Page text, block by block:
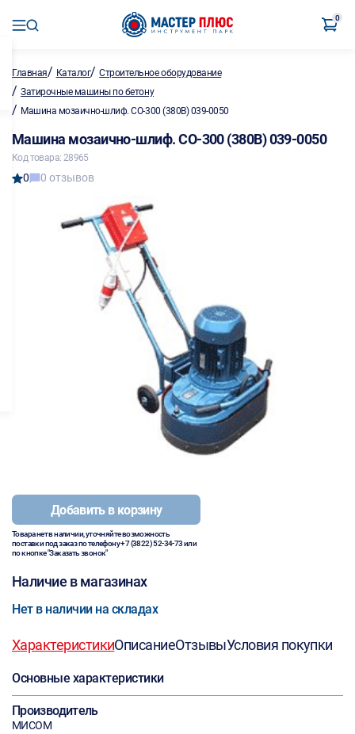
0
Главная/ Каталог/Строительное оборудование
/ Затирочные машины по бетону
/ Машина мозаично-шлиф. СО-300 (380В) 039-0050
Машина мозаично-шлиф. СО-300 (380В) 039-0050
Код товара: 28965
0 0 отзывов
Добавить в корзину
Товара нет в наличии, уточняйте возможность
поставки под заказ по телефону+7 (3822) 52-34-73или
по кнопке "Заказать звонок"
Наличие в магазинах
Нет в наличии на складах
ХарактеристикиОписаниеОтзывыУсловия покупки
Основные характеристики
Производитель
МИСОМ